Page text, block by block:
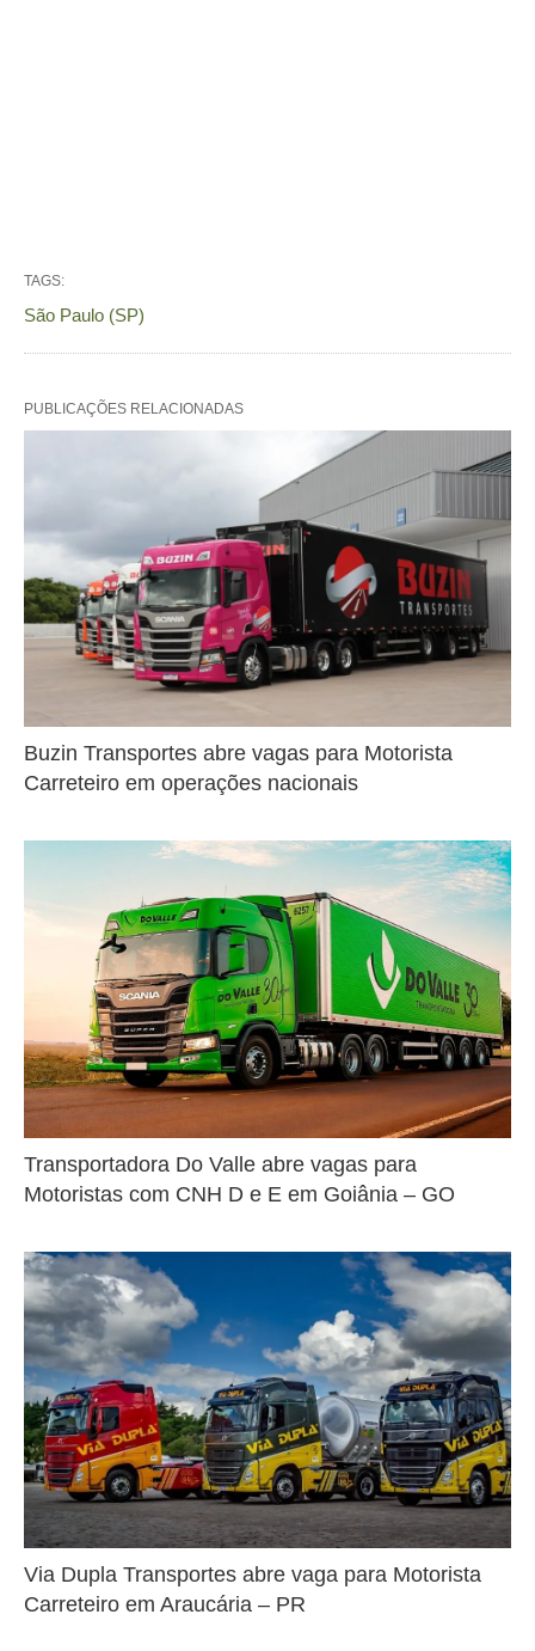
TAGS:
São Paulo (SP)
PUBLICAÇÕES RELACIONADAS
Buzin Transportes abre vagas para Motorista
Carreteiro em operações nacionais
Transportadora Do Valle abre vagas para
Motoristas com CNH D e E em Goiânia – GO
Via Dupla Transportes abre vaga para Motorista
Carreteiro em Araucária – PR